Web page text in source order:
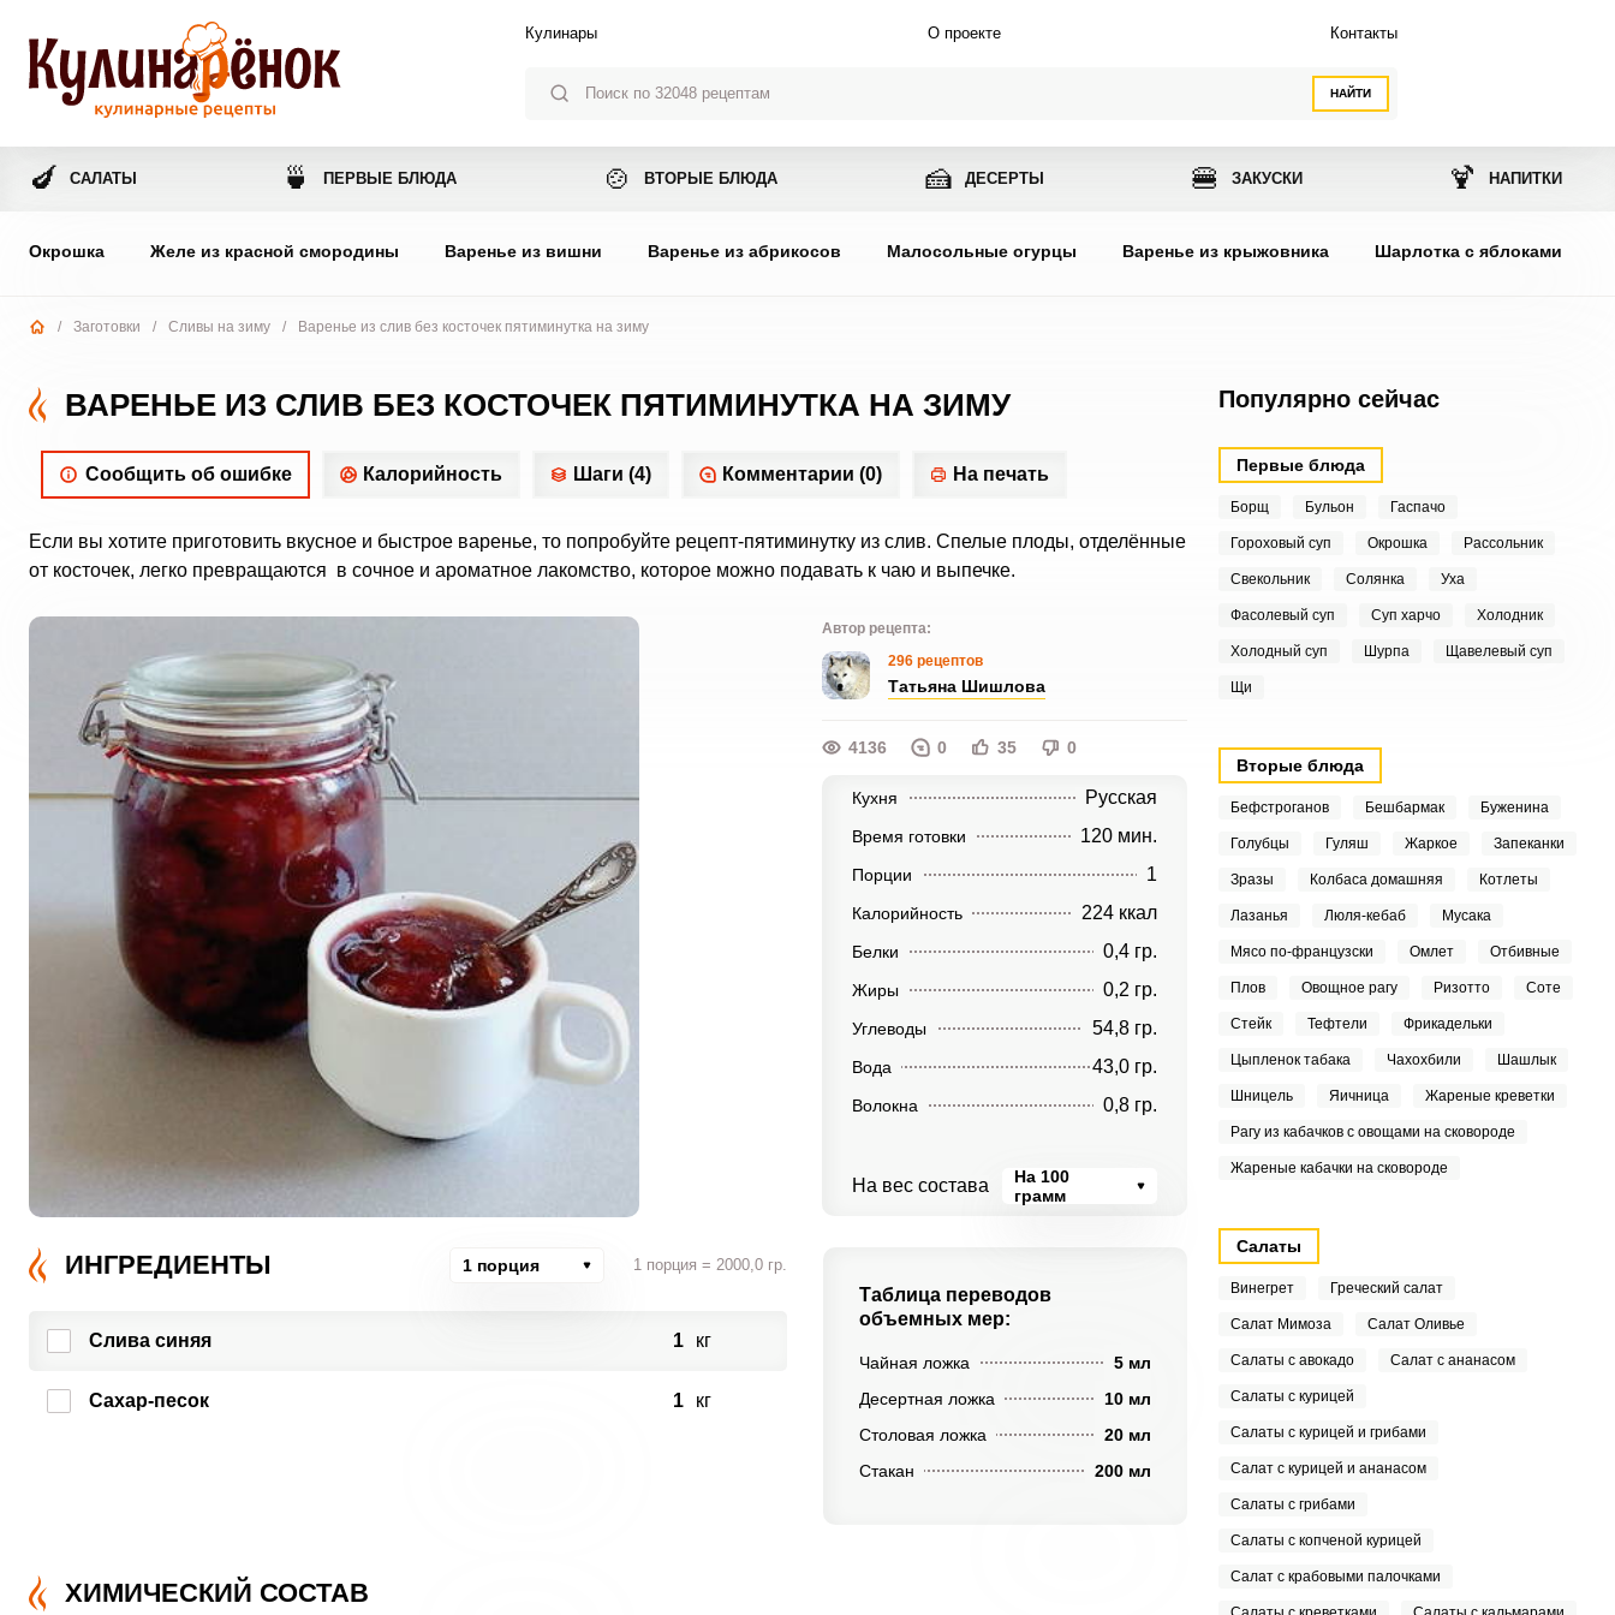
НАЙТИ
Кулинары О проекте Контакты
🍆 САЛАТЫ 🍵 ПЕРВЫЕ БЛЮДА 🍲 ВТОРЫЕ БЛЮДА 🍰 ДЕСЕРТЫ 🍔 ЗАКУСКИ 🍹 НАПИТКИ
Окрошка Желе из красной смородины Варенье из вишни Варенье из абрикосов Малосольные огурцы Варенье из крыжовника Шарлотка с яблоками
/ Заготовки / Сливы на зиму / Варенье из слив без косточек пятиминутка на зиму
ВАРЕНЬЕ ИЗ СЛИВ БЕЗ КОСТОЧЕК ПЯТИМИНУТКА НА ЗИМУ
Сообщить об ошибке Калорийность Шаги (4) Комментарии (0) На печать
Если вы хотите приготовить вкусное и быстрое варенье, то попробуйте рецепт-пятиминутку из слив. Спелые плоды, отделённые
от косточек, легко превращаются в сочное и ароматное лакомство, которое можно подавать к чаю и выпечке.
Автор рецепта:
296 рецептов
Татьяна Шишлова
4136 0 35 0
Кухня Русская
Время готовки 120 мин.
Порции 1
Калорийность 224 ккал
Белки 0,4 гр.
Жиры 0,2 гр.
Углеводы 54,8 гр.
Вода 43,0 гр.
Волокна 0,8 гр.
На вес состава
На 100
грамм
ИНГРЕДИЕНТЫ 1 порция 1 порция = 2000,0 гр.
Слива синяя 1 кг
Сахар-песок 1 кг
Таблица переводов
объемных мер:
Чайная ложка
5 мл
Десертная ложка
10 мл
Столовая ложка
20 мл
Стакан
200 мл
ХИМИЧЕСКИЙ СОСТАВ
Популярно сейчас
Первые блюда
Борщ Бульон Гаспачо
Гороховый суп Окрошка Рассольник
Свекольник Солянка Уха
Фасолевый суп Суп харчо Холодник
Холодный суп Шурпа Щавелевый суп
Щи
Вторые блюда
Бефстроганов Бешбармак Буженина
Голубцы Гуляш Жаркое Запеканки
Зразы Колбаса домашняя Котлеты
Лазанья Люля-кебаб Мусака
Мясо по-французски Омлет Отбивные
Плов Овощное рагу Ризотто Соте
Стейк Тефтели Фрикадельки
Цыпленок табака Чахохбили Шашлык
Шницель Яичница Жареные креветки
Рагу из кабачков с овощами на сковороде
Жареные кабачки на сковороде
Салаты
Винегрет Греческий салат
Салат Мимоза Салат Оливье
Салаты с авокадо Салат с ананасом
Салаты с курицей
Салаты с курицей и грибами
Салат с курицей и ананасом
Салаты с грибами
Салаты с копченой курицей
Салат с крабовыми палочками